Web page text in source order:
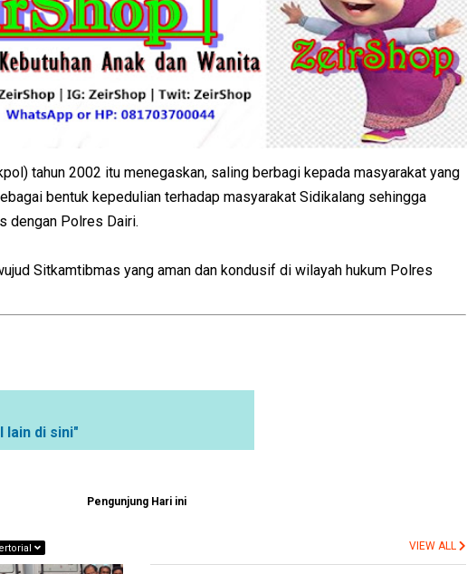
tahun 2002 itu menegaskan, saling berbagi kepada masyarakat yang
bentuk kepedulian terhadap masyarakat Sidikalang sehingga
dengan Polres Dairi.
Sitkamtibmas yang aman dan kondusif di wilayah hukum Polres
lain di sini"
Pengunjung Hari ini
VIEW ALL